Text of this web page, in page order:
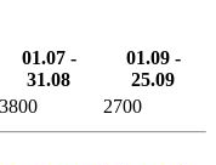
01.07 -
31.08
01.09 -
25.09
3800 2700